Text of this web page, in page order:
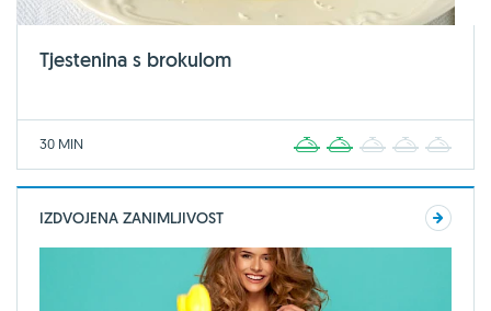
Tjestenina s brokulom
30 MIN 2 3 4
IZDVOJENA ZANIMLJIVOST